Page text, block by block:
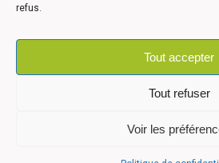
refus.
Tout accepter
Tout refuser
Voir les